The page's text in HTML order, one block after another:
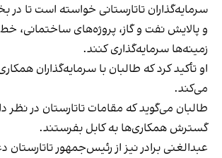
سرمایه‌گذاران تاتارستانی خواسته است تا
و پالایش نفت و گاز، پروژه‌های ساختمانی،
زمینه‌ها سرمایه‌گذاری کنند.
او تأکید کرد که طالبان با سرمایه‌گذاران
می‌کند.
طالبان می‌گوید که مقامات تاتارستان در نظر
گسترش همکاری‌ها به کابل بفرستند.
عبدالغنی برادر نیز از رئیس‌جمهور